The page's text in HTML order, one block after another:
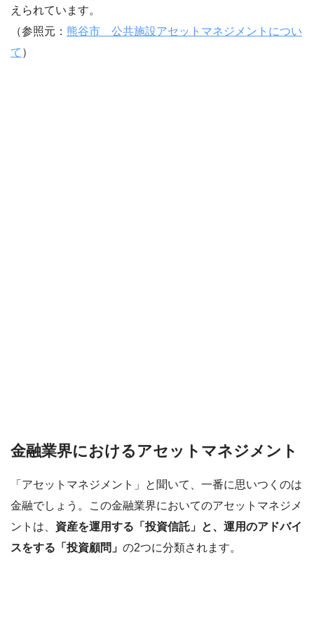
えられています。
（参照元： 熊谷市 公共施設アセットマネジメントについ
て ）
金融業界におけるアセットマネジメント
「アセットマネジメント」と聞いて、一番に思いつくのは
金融でしょう。この金融業界においてのアセットマネジメ
ントは、 資産を運用する「投資信託」と、運用のアドバイ
スをする「投資顧問」 の2つに分類されます。